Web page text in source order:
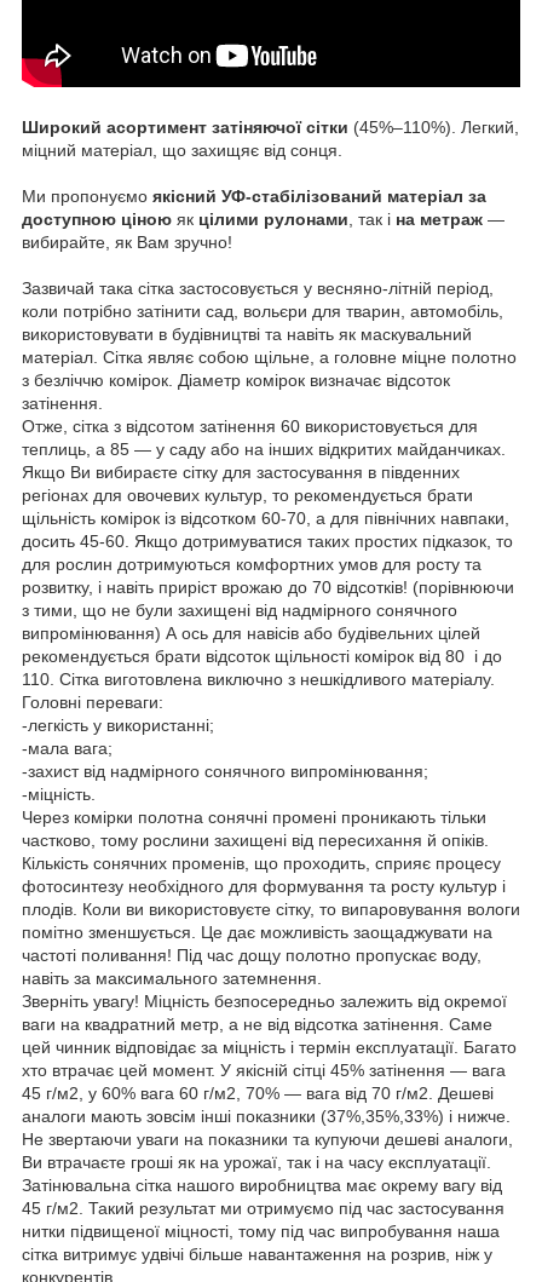
Широкий асортимент затіняючої сітки (45%–110%). Легкий,
міцний матеріал, що захищяє від сонця.
Ми пропонуємо якісний УФ-стабілізований матеріал за
доступною ціною як цілими рулонами , так і на метраж —
вибирайте, як Вам зручно!
Зазвичай така сітка застосовується у весняно-літній період,
коли потрібно затінити сад, вольєри для тварин, автомобіль,
використовувати в будівництві та навіть як маскувальний
матеріал. Сітка являє собою щільне, а головне міцне полотно
з безліччю комірок. Діаметр комірок визначає відсоток
затінення.
Отже, сітка з відсотом затінення 60 використовується для
теплиць, а 85 — у саду або на інших відкритих майданчиках.
Якщо Ви вибираєте сітку для застосування в південних
регіонах для овочевих культур, то рекомендується брати
щільність комірок із відсотком 60-70, а для північних навпаки,
досить 45-60. Якщо дотримуватися таких простих підказок, то
для рослин дотримуються комфортних умов для росту та
розвитку, і навіть приріст врожаю до 70 відсотків! (порівнюючи
з тими, що не були захищені від надмірного сонячного
випромінювання) А ось для навісів або будівельних цілей
рекомендується брати відсоток щільності комірок від 80 і до
110. Сітка виготовлена виключно з нешкідливого матеріалу.
Головні переваги:
-легкість у використанні;
-мала вага;
-захист від надмірного сонячного випромінювання;
-міцність.
Через комірки полотна сонячні промені проникають тільки
частково, тому рослини захищені від пересихання й опіків.
Кількість сонячних променів, що проходить, сприяє процесу
фотосинтезу необхідного для формування та росту культур і
плодів. Коли ви використовуєте сітку, то випаровування вологи
помітно зменшується. Це дає можливість заощаджувати на
частоті поливання! Під час дощу полотно пропускає воду,
навіть за максимального затемнення.
Зверніть увагу! Міцність безпосередньо залежить від окремої
ваги на квадратний метр, а не від відсотка затінення. Саме
цей чинник відповідає за міцність і термін експлуатації. Багато
хто втрачає цей момент. У якісній сітці 45% затінення — вага
45 г/м2, у 60% вага 60 г/м2, 70% — вага від 70 г/м2. Дешеві
аналоги мають зовсім інші показники (37%,35%,33%) і нижче.
Не звертаючи уваги на показники та купуючи дешеві аналоги,
Ви втрачаєте гроші як на урожаї, так і на часу експлуатації.
Затінювальна сітка нашого виробництва має окрему вагу від
45 г/м2. Такий результат ми отримуємо під час застосування
нитки підвищеної міцності, тому під час випробування наша
сітка витримує удвічі більше навантаження на розрив, ніж у
конкурентів.